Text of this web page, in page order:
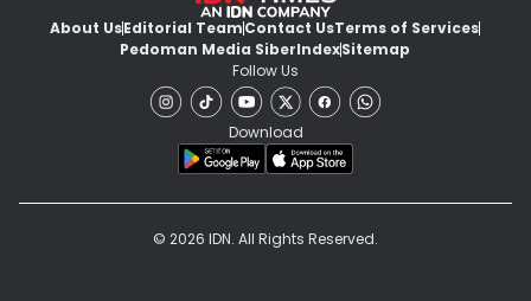
About UsEditorial TeamContact UsTerms of Services
Pedoman Media SiberIndexSitemap
Follow Us
Download
© 2026 IDN. All Rights Reserved.